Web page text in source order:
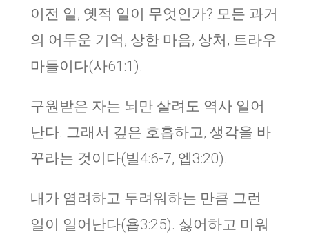
이전 일, 옛적 일이 무엇인가? 모든 과거
의 어두운 기억, 상한 마음, 상처, 트라우
마들이다(사61:1).
구원받은 자는 뇌만 살려도 역사 일어
난다. 그래서 깊은 호흡하고, 생각을 바
꾸라는 것이다(빌4:6-7, 엡3:20).
내가 염려하고 두려워하는 만큼 그런
일이 일어난다(욥3:25). 싫어하고 미워